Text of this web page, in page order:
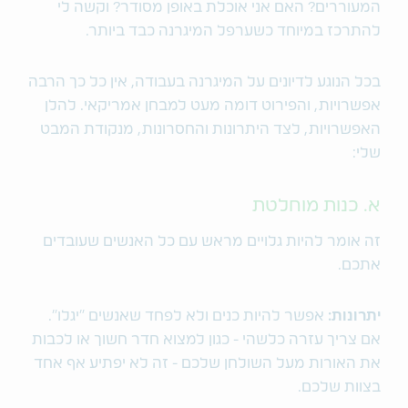
המעוררים? האם אני אוכלת באופן מסודר? וקשה לי
להתרכז במיוחד כשערפל המיגרנה כבד ביותר.
בכל הנוגע לדיונים על המיגרנה בעבודה, אין כל כך הרבה
אפשרויות, והפירוט דומה מעט למבחן אמריקאי. להלן
האפשרויות, לצד היתרונות והחסרונות, מנקודת המבט
שלי:
א. כנות מוחלטת
זה אומר להיות גלויים מראש עם כל האנשים שעובדים
אתכם.
יתרונות: אפשר להיות כנים ולא לפחד שאנשים "יגלו".
אם צריך עזרה כלשהי - כגון למצוא חדר חשוך או לכבות
את האורות מעל השולחן שלכם - זה לא יפתיע אף אחד
בצוות שלכם.